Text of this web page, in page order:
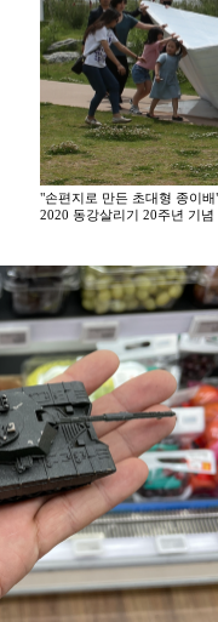
"손편지로 만든 초대형 종이배
2020 동강살리기 20주년 기